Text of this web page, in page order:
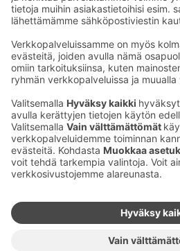
Sähköpostiosoitteet S-
etunimi.sukunimi@sok.fi
Seuraa meitä:
Muuta evästeasetuksia